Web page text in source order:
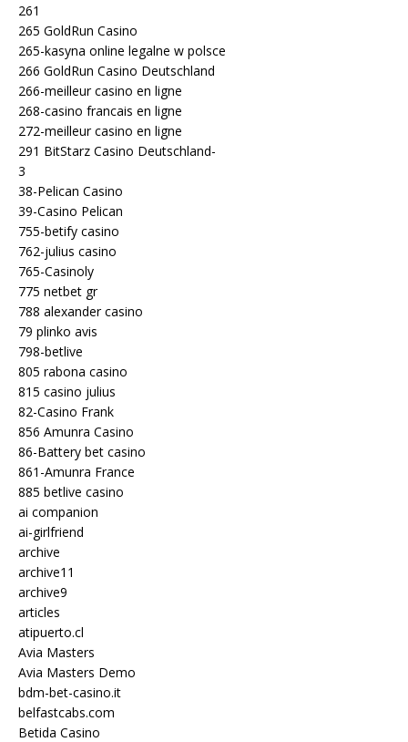
261
265 GoldRun Casino
265-kasyna online legalne w polsce
266 GoldRun Casino Deutschland
266-meilleur casino en ligne
268-casino francais en ligne
272-meilleur casino en ligne
291 BitStarz Casino Deutschland-
3
38-Pelican Casino
39-Casino Pelican
755-betify casino
762-julius casino
765-Casinoly
775 netbet gr
788 alexander casino
79 plinko avis
798-betlive
805 rabona casino
815 casino julius
82-Casino Frank
856 Amunra Casino
86-Battery bet casino
861-Amunra France
885 betlive casino
ai companion
ai-girlfriend
archive
archive11
archive9
articles
atipuerto.cl
Avia Masters
Avia Masters Demo
bdm-bet-casino.it
belfastcabs.com
Betida Casino